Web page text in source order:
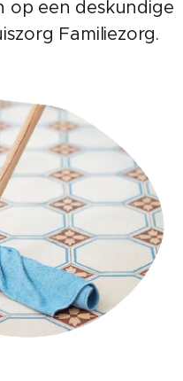
op een deskundige
Familiezorg.